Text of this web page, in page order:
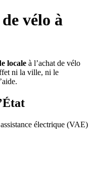
vélo à
locale à l’achat de vélo
ni la ville, ni le
électrique (VAE)